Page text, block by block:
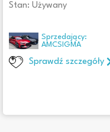
Stan: Używany
Sprzedający:
AMCSIGMA
Sprawdź szczegóły